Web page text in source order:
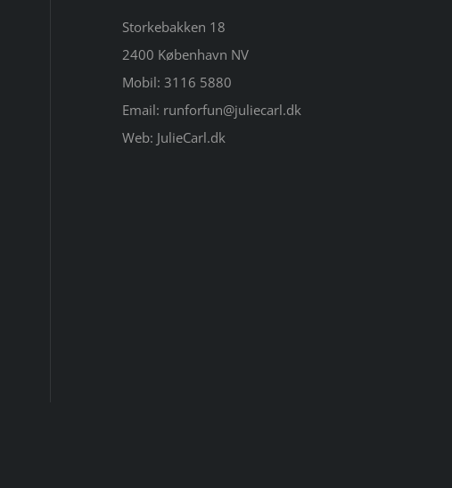
Storkebakken 18
2400 København NV
Mobil: 3116 5880
Email: runforfun@juliecarl.dk
Web: JulieCarl.dk